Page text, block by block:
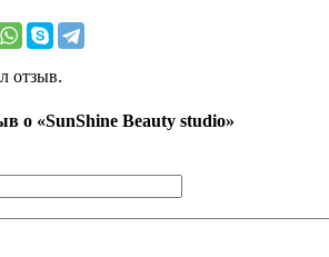
отзыв.
о «SunShine Beauty studio»